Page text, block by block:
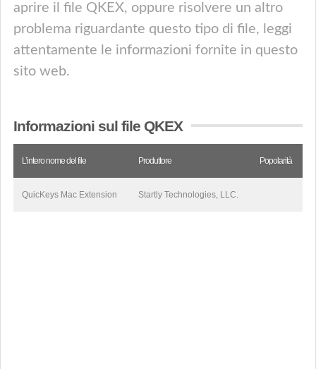
aprire il file QKEX, oppure risolvere un altro
problema riguardante questo tipo di file, leggi
attentamente le informazioni fornite in questo
sito web.
Informazioni sul file QKEX
L’intero nome del file Produttore Popolarità
QuicKeys Mac Extension Startly Technologies, LLC.